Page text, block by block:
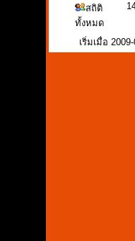
สถิติ
ทั้งหมด
เริ่มเมื่อ